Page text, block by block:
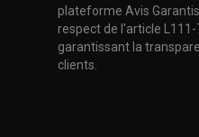
ROULEMENT MOTO
ROULEMENT DE ROUE
ROULEMENT DE DIRECTION
ACCESSOIRE
ACCESSOIRE
ACCESSOIRE
ACCESSOIRE
plateforme Avis
respect de l'article
garantissant la
clients.